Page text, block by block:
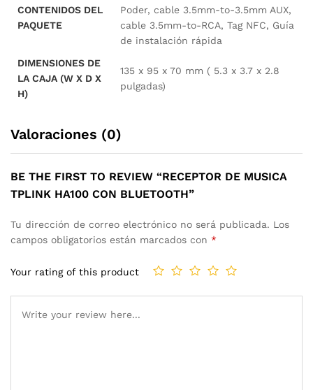
CONTENIDOS DEL
PAQUETE
Poder, cable 3.5mm-to-3.5mm AUX,
cable 3.5mm-to-RCA, Tag NFC, Guía
de instalación rápida
DIMENSIONES DE
LA CAJA (W X D X
H)
135 x 95 x 70 mm ( 5.3 x 3.7 x 2.8
pulgadas)
Valoraciones (0)
BE THE FIRST TO REVIEW “RECEPTOR DE MUSICA
TPLINK HA100 CON BLUETOOTH”
Tu dirección de correo electrónico no será publicada. Los
campos obligatorios están marcados con *
Your rating of this product